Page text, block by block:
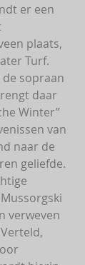
er een
plaats,
Turf.
sopraan
daar
Winter”
van
naar de
geliefde.
verweven